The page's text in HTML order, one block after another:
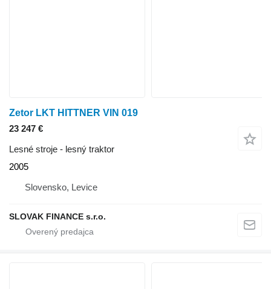
Zetor LKT HITTNER VIN 019
23 247 €
Lesné stroje - lesný traktor
2005
Slovensko, Levice
SLOVAK FINANCE s.r.o.